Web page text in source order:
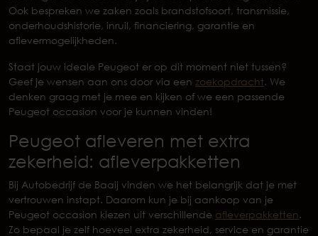
Ook bespreken we zaken zoals brandstofsoort, transmissie,
onderhoudshistorie, inruil, financiering, garantie en
aflevermogelijkheden.
Staat jouw ideale Peugeot er op dit moment niet tussen?
Geef je wensen aan ons door via een zoekopdracht. We
denken graag met je mee en kijken of we een passende
Peugeot occasion voor je kunnen vinden!
Peugeot afleveren met extra
zekerheid: afleverpakketten
Bij Autobedrijf de Baaij vinden we het belangrijk dat je met
vertrouwen instapt. Daarom kun je bij aankoop van je
Peugeot occasion kiezen uit verschillende afleverpakketten.
Zo bepaal je zelf hoeveel extra zekerheid, service en garantie